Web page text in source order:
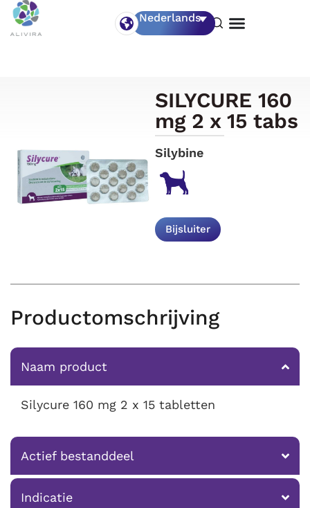
Nederlands
SILYCURE 160
mg 2 x 15 tabs
Silybine
Bijsluiter
Productomschrijving
Naam product
Silycure 160 mg 2 x 15 tabletten
Actief bestanddeel
Indicatie